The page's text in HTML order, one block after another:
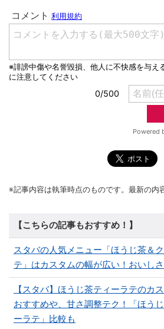
※記事内容は執筆時点のものです。最新の内
【こちらの記事もおすすめ！】
スタバの人気メニュー「ほうじ茶＆
テ」はカスタムの幅が広い！おいし
【スタバ】ほうじ茶ティーラテのカ
おすすめや、甘さ調整テク！「ほう
ーラテ」比較も